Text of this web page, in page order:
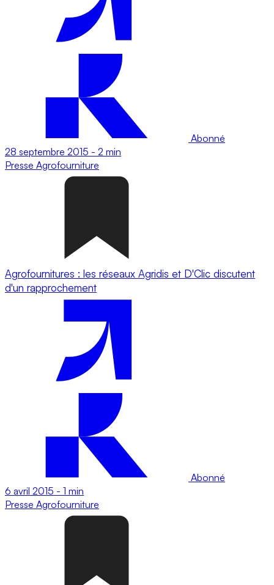
Abonné
28 septembre 2015 - 2 min
Presse Agrofourniture
Agrofournitures : les réseaux Agridis et D'Clic discutent
d'un rapprochement
Abonné
6 avril 2015 - 1 min
Presse Agrofourniture